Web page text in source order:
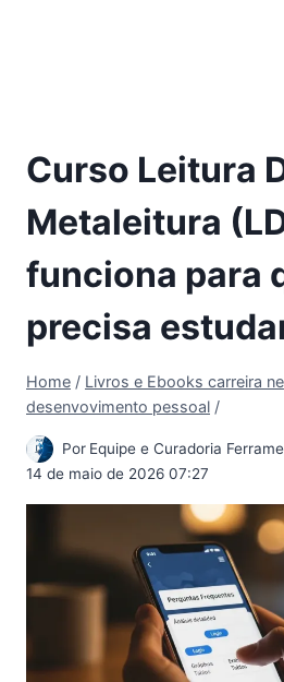
Curso Leitura
Metaleitura
funciona para
precisa
Home / Livros e Ebooks carreira
desenvovimento pessoal /
Por Equipe e Curadoria
14 de maio de 2026 07:27